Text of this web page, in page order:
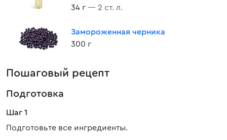
34 г — 2 ст. л.
Замороженная черника
300 г
Пошаговый рецепт
Подготовка
Шаг 1
Подготовьте все ингредиенты.